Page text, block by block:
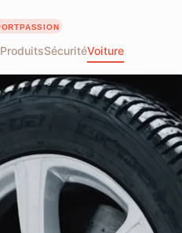
ProduitsSécuritéVoiture